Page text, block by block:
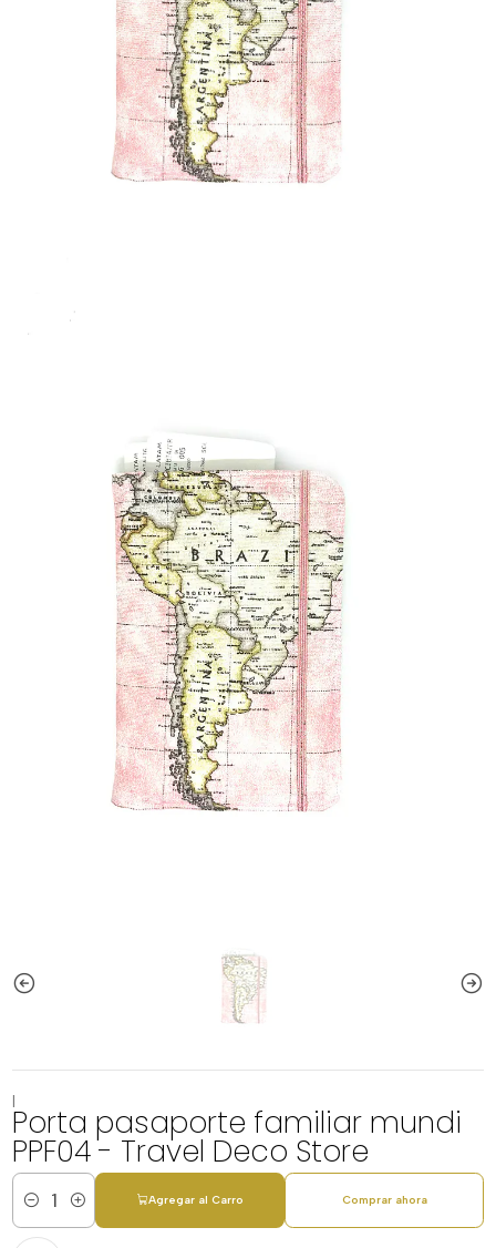
|
Porta pasaporte familiar mundi
PPF04 - Travel Deco Store
Cantidad
Agregar al Carro Comprar ahora